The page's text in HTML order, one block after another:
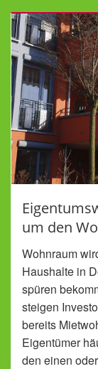
um den
Wohnraum
Haushalte in
spüren
steigen
bereits
Eigentümer
den einen